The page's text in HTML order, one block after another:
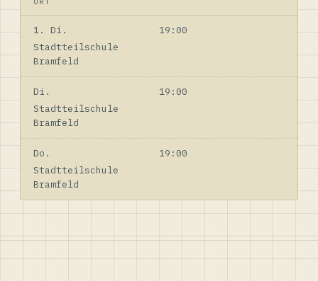
1. Di.
19:00
Stadtteilschule
Bramfeld
Di.
19:00
Stadtteilschule
Bramfeld
Do.
19:00
Stadtteilschule
Bramfeld